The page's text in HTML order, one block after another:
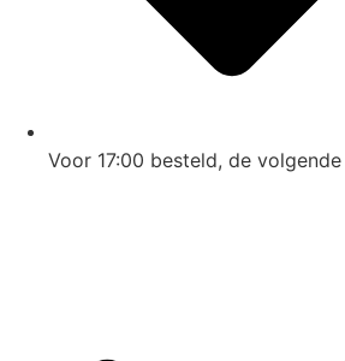
Voor 17:00 besteld, de